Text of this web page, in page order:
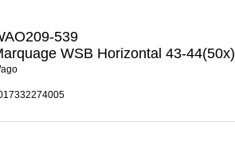
539
WSB Horizontal 43-44(50x)